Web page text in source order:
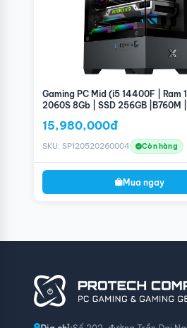
Gaming PC Mid (i5 14400F | Ram
2060S 8Gb | SSD 256GB |B760M
15,980,000đ
SKU: SP120520260004 Còn hàng
Mua ngay